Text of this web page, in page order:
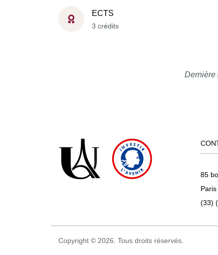
ECTS
3 crédits
Dernière
85
Paris
(33)
Copyright © 2026. Tous droits réservés.